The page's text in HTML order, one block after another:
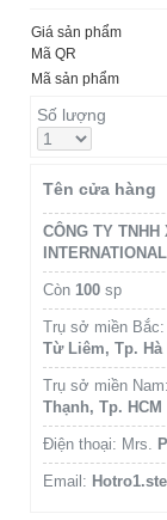
Giá sản phẩm
Mã QR
Mã sản phẩm
Số lượng
Tên cửa hàng
CÔNG TY TNHH
INTERNATIONAL
Còn 100 sp
Trụ sở miền Bắc:
Từ Liêm, Tp. Hà
Trụ sở miền Nam:
Thạnh, Tp. HCM
Điện thoại: Mrs.
Email: